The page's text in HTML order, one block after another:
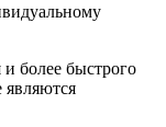
более быстрого
являются